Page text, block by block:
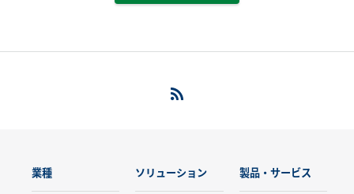
業種 ソリューション 製品・サービス